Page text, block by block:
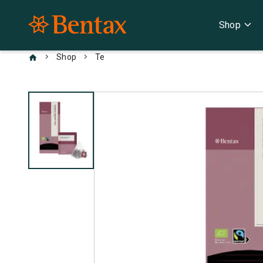
Shop expand_more
chevron_right Shop chevron_right Te